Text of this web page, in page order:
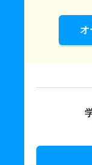
オ